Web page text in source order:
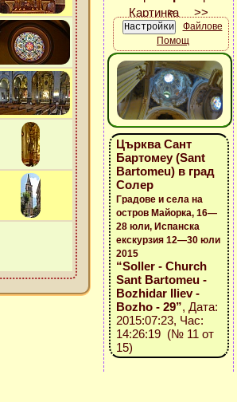
Файлове
Помощ
Църква Сант
Бартомеу (Sant
Bartomeu) в град
Солер
Градове и села на
остров Майорка, 16—
28 юли, Испанска
екскурзия 12—30 юли
2015
“Soller - Church
Sant Bartomeu -
Bozhidar Iliev -
Bozho - 29”, Дата:
2015:07:23, Час:
14:26:19 (№ 11 от
15)